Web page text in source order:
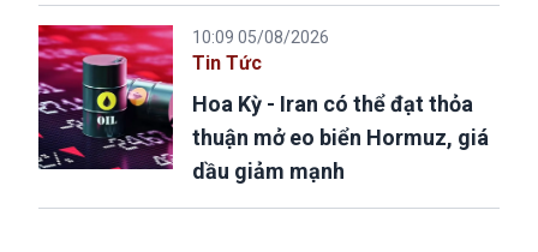
10:09 05/08/2026
Tin Tức
Hoa Kỳ - Iran có thể đạt thỏa
thuận mở eo biển Hormuz, giá
dầu giảm mạnh